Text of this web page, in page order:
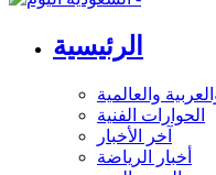
الرئيسية
والعالمية
الحوارات الفنية
آخر الأخبار
أخبار الرياضة